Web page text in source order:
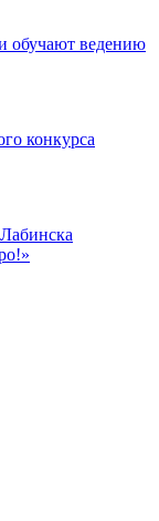
обучают ведению
конкурса